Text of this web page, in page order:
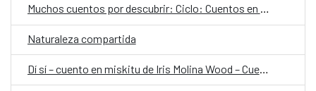
Muchos cuentos por descubrir: Ciclo: Cuentos en papel y juego Kamishibai
Naturaleza compartida
Dí sí – cuento en miskitu de Iris Molina Wood – Cuentos en Red Honduras